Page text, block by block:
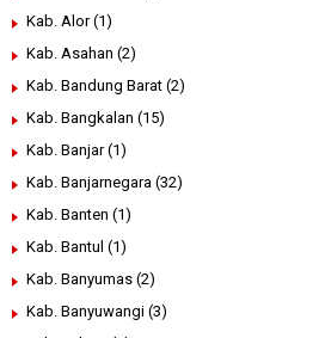
Kab. Alor (1)
Kab. Asahan (2)
Kab. Bandung Barat (2)
Kab. Bangkalan (15)
Kab. Banjar (1)
Kab. Banjarnegara (32)
Kab. Banten (1)
Kab. Bantul (1)
Kab. Banyumas (2)
Kab. Banyuwangi (3)